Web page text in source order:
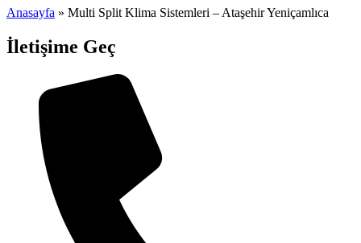
Anasayfa » Multi Split Klima Sistemleri – Ataşehir Yeniçamlıca
İletişime Geç